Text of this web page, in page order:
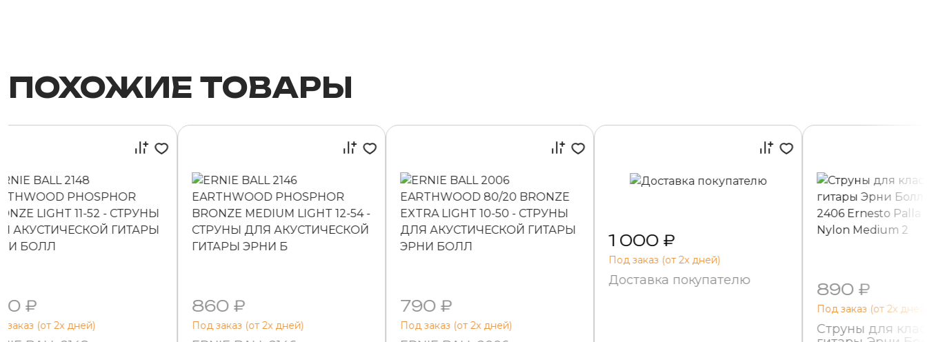
ПОХОЖИЕ ТОВАРЫ
₽
заказ (от 2х дней)
860 ₽
Под заказ (от 2х дней)
790 ₽
Под заказ (от 2х дней)
1 000 ₽
Под заказ (от 2х дней)
Доставка покупателю
890 ₽
Под заказ (от 2х
Струны для